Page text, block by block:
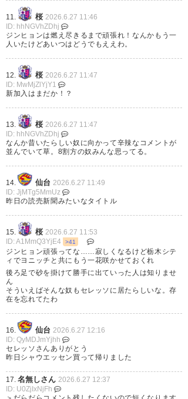
う」…
— セレッソ大阪オフィシャル
(@crz_official) June 26, 2026
ジンヒョンもレンタル発表きたか
片道っぽい感じあるが１６時発表のアレと違って何
故か冷静に受け止められるわ
581 U-名無しさん 2026/06/26(金) 17:10:03 ID:KpuDFHLE0
>>574
片道というか本人次第ちゃう。
576 U-名無しさん2026/06/26(金) 17:05:00 ID:KfFaOqO80
中島の人生なんだし最低限の義理も果た
した。あとは向こうで活躍してくれとし
か。
ジンヒョンはもう一花咲かそう。
U-名無しさん
ジンヒョンはプレー機会無かったしまだまだ試合出
たいんやろ
11. 桜 2026.6.27 11:46
ID: hhNGVhZDhj
ジンヒョンは燃え尽きるまで頑張れ！なんかもう一
人いたけどあいつはどうでもええわ。
12. 桜 2026.6.27 11:47
ID: MwMjZlYjY1
新加入はまだか！？
13. 桜 2026.6.27 11:47
ID: hhNGVhZDhj
なんか昔いたらしい奴に向かって辛辣なコメントが
並んでいて草。8割方の奴みんな思ってる。
14. 仙台 2026.6.27 11:49
ID: JjMTg5MmUz
昨日の読売新聞みたいなタイトル
15. 桜 2026.6.27 11:53
ID: A1MmQ3YjE4
>41
ジンヒョン頑張ってな……寂しくなるけど栃木シテ
ィでヨニッチと共にもう一花咲かせておくれ
後ろ足で砂を掛けて勝手に出ていった人は知りませ
ん
そういえばそんな奴もセレッソに居たらしいな。存
在を忘れてたわ
16. 仙台 2026.6.27 12:16
ID: QyMDJmYjhh
セレッソさんありがとう
昨日シャウエッセン買って帰りました
17. 名無しさん 2026.6.27 12:37
ID: U0ZjIxNjFh